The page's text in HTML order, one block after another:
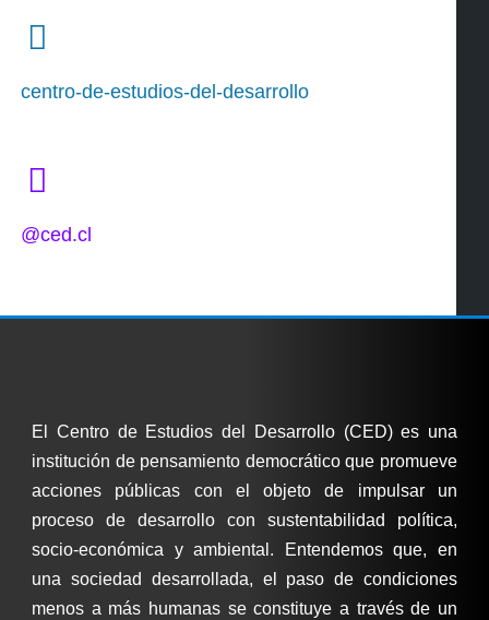
centro-de-estudios-del-desarrollo
@ced.cl
El Centro de Estudios del Desarrollo (CED) es una
institución de pensamiento democrático que promueve
acciones públicas con el objeto de impulsar un
proceso de desarrollo con sustentabilidad política,
socio-económica y ambiental. Entendemos que, en
una sociedad desarrollada, el paso de condiciones
menos a más humanas se constituye a través de un